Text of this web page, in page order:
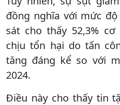
đồng nghĩa với mức
sát cho thấy 52,3%
chịu tổn hại do tấn
tăng đáng kể so với
2024.
Điều này cho thấy tin